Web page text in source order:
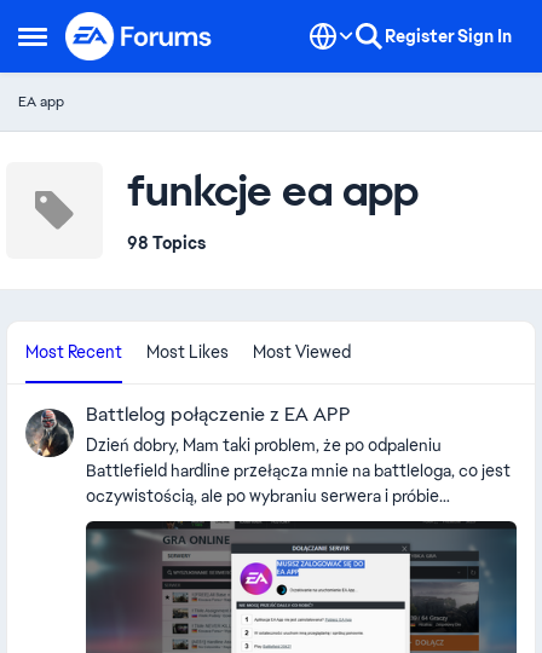
Open Side Menu
Skip to content RegisterSign In
EA app
funkcje ea app
98 Topics
Most Recent Most Likes Most Viewed
Battlelog połączenie z EA APP
Dzień dobry, Mam taki problem, że po odpaleniu
Battlefield hardline przełącza mnie na battleloga, co jest
oczywistością, ale po wybraniu serwera i próbie
dołączenia wyskakuje okienko takie jak na screenie.\
Mam odpalone EA, reinstalowałem, naprawiałem,
usuwałem cache. W chwili kliknięcia otwiera się na
ułamek sekundy okienko próba połączenia z EA APP i
znika. Nie wiem gdzie znajdę przyczynę.